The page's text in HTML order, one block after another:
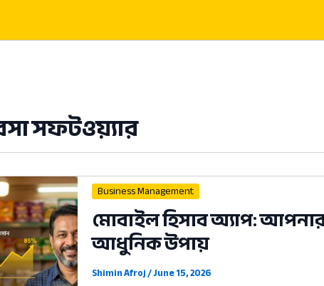
সফটওয়্যার
Business Management
মোবাইল হিসাব অ্যাপ:
আধুনিক উপায়
Shimin Afroj/June 15, 2026